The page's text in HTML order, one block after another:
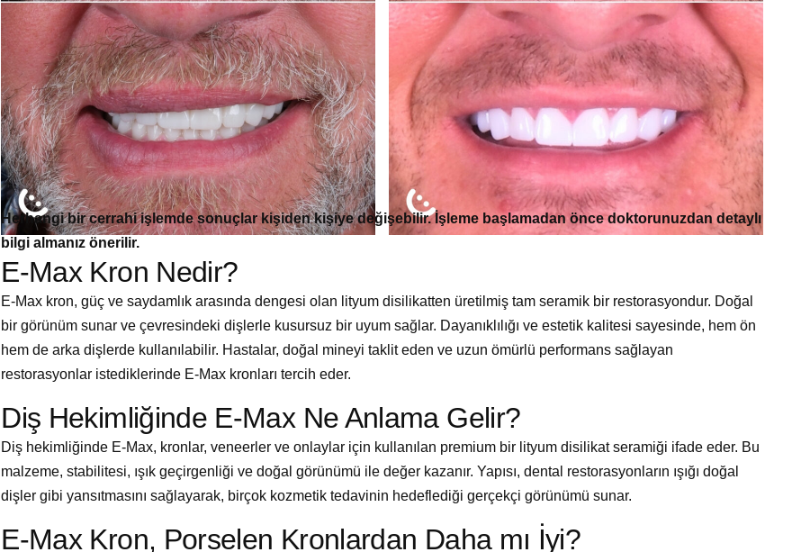
Herhangi bir cerrahi işlemde sonuçlar kişiden kişiye değişebilir. İşleme başlamadan önce doktorunuzdan detaylı
bilgi almanız önerilir.
E-Max Kron Nedir?
E-Max kron, güç ve saydamlık arasında dengesi olan lityum disilikatten üretilmiş tam seramik bir restorasyondur. Doğal
bir görünüm sunar ve çevresindeki dişlerle kusursuz bir uyum sağlar. Dayanıklılığı ve estetik kalitesi sayesinde, hem ön
hem de arka dişlerde kullanılabilir. Hastalar, doğal mineyi taklit eden ve uzun ömürlü performans sağlayan
restorasyonlar istediklerinde E-Max kronları tercih eder.
Diş Hekimliğinde E-Max Ne Anlama Gelir?
Diş hekimliğinde E-Max, kronlar, veneerler ve onlaylar için kullanılan premium bir lityum disilikat seramiği ifade eder. Bu
malzeme, stabilitesi, ışık geçirgenliği ve doğal görünümü ile değer kazanır. Yapısı, dental restorasyonların ışığı doğal
dişler gibi yansıtmasını sağlayarak, birçok kozmetik tedavinin hedeflediği gerçekçi görünümü sunar.
E-Max Kron, Porselen Kronlardan Daha mı İyi?